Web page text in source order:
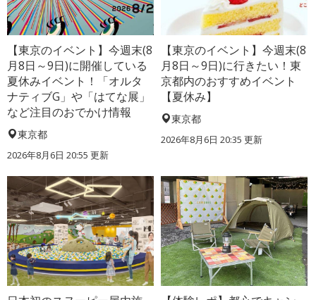
【東京のイベント】今週末(8
月8日～9日)に開催している
夏休みイベント！「オルタ
ナティブG」や「はてな展」
など注目のおでかけ情報
東京都
2026年8月6日 20:55 更新
【東京のイベント】今週末(8
月8日～9日)に行きたい！東
京都内のおすすめイベント
【夏休み】
東京都
2026年8月6日 20:35 更新